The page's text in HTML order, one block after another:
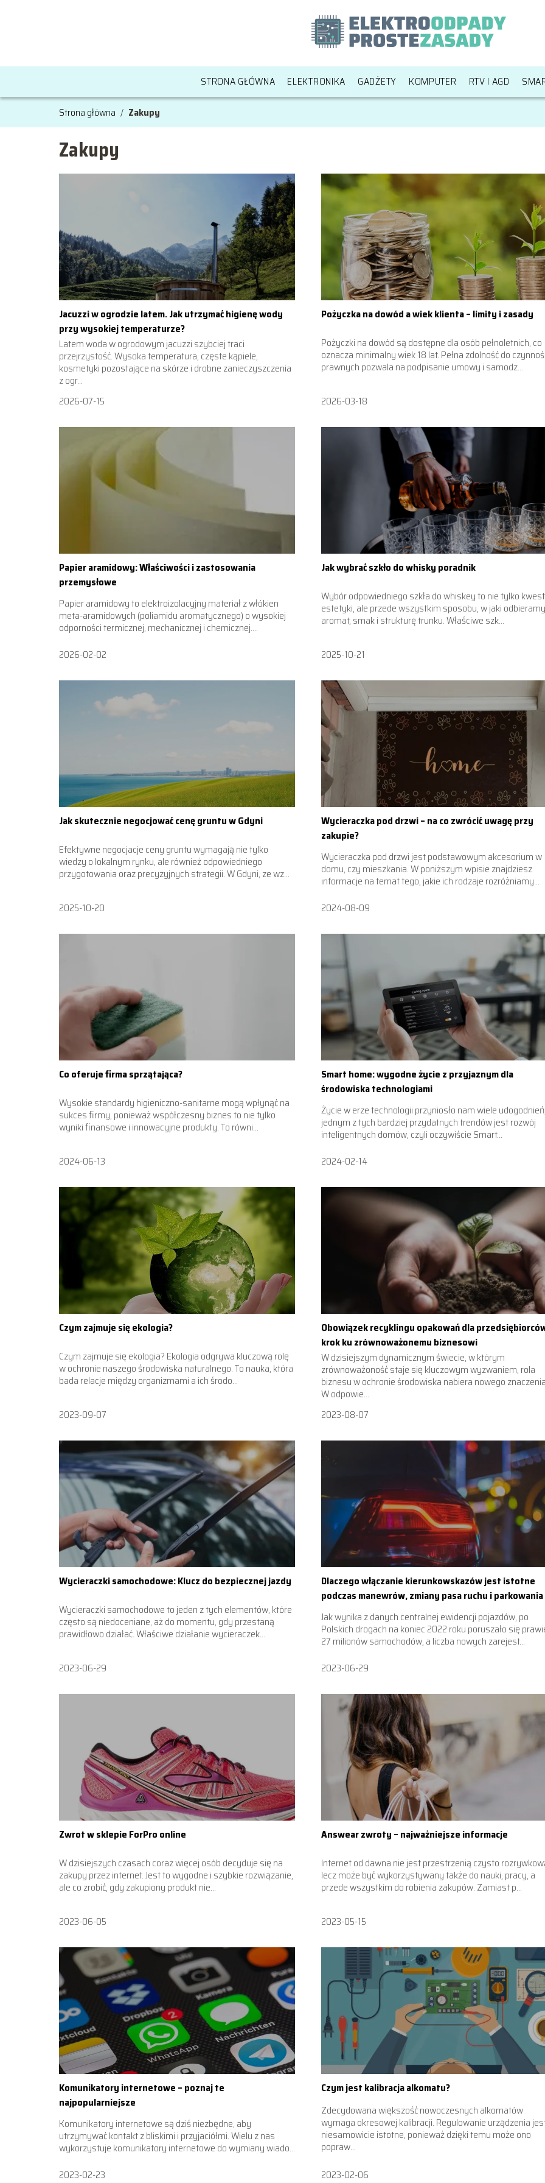
STRONA GŁÓWNA ELEKTRONIKA GADŻETY KOMPUTER RTV I AGD
Strona główna / Zakupy
Zakupy
Jacuzzi w ogrodzie latem. Jak utrzymać higienę wody
przy wysokiej temperaturze?
Latem woda w ogrodowym jacuzzi szybciej traci
przejrzystość. Wysoka temperatura, częste kąpiele,
kosmetyki pozostające na skórze i drobne zanieczyszczenia
z ogr...
2026-07-15
Pożyczka na dowód a wiek klienta – limity i zasady
Pożyczki na dowód są dostępne dla osób pełnoletnich, co
oznacza minimalny wiek 18 lat. Pełna zdolność do
prawnych pozwala na podpisanie umowy i samodz...
2026-03-18
Papier aramidowy: Właściwości i zastosowania
przemysłowe
Papier aramidowy to elektroizolacyjny materiał z włókien
meta-aramidowych (poliamidu aromatycznego) o wysokiej
odporności termicznej, mechanicznej i chemicznej....
2026-02-02
Jak wybrać szkło do whisky poradnik
Wybór odpowiedniego szkła do whiskey to nie tylko
estetyki, ale przede wszystkim sposobu, w jaki
aromat, smak i strukturę trunku. Właściwe szk...
2025-10-21
Jak skutecznie negocjować cenę gruntu w Gdyni
Efektywne negocjacje ceny gruntu wymagają nie tylko
wiedzy o lokalnym rynku, ale również odpowiedniego
przygotowania oraz precyzyjnych strategii. W Gdyni, ze wz...
2025-10-20
Wycieraczka pod drzwi – na co zwrócić uwagę przy
zakupie?
Wycieraczka pod drzwi jest podstawowym akcesorium w
domu, czy mieszkania. W poniższym wpisie znajdziesz
informacje na temat tego, jakie ich rodzaje rozróżniamy...
2024-08-09
Co oferuje firma sprzątająca?
Wysokie standardy higieniczno-sanitarne mogą wpłynąć na
sukces firmy, ponieważ współczesny biznes to nie tylko
wyniki finansowe i innowacyjne produkty. To równi...
2024-06-13
Smart home: wygodne życie z przyjaznym dla
środowiska technologiami
Życie w erze technologii przyniosło nam wiele
jednym z tych bardziej przydatnych trendów jest rozwój
inteligentnych domów, czyli oczywiście Smart...
2024-02-14
Czym zajmuje się ekologia?
Czym zajmuje się ekologia? Ekologia odgrywa kluczową rolę
w ochronie naszego środowiska naturalnego. To nauka, która
bada relacje między organizmami a ich środo...
2023-09-07
Obowiązek recyklingu opakowań dla
krok ku zrównoważonemu biznesowi
W dzisiejszym dynamicznym świecie, w którym
zrównoważoność staje się kluczowym wyzwaniem, rola
biznesu w ochronie środowiska nabiera nowego
W odpowie...
2023-08-07
Wycieraczki samochodowe: Klucz do bezpiecznej jazdy
Wycieraczki samochodowe to jeden z tych elementów, które
często są niedoceniane, aż do momentu, gdy przestaną
prawidłowo działać. Właściwe działanie wycieraczek...
2023-06-29
Dlaczego włączanie kierunkowskazów jest istotne
podczas manewrów, zmiany pasa ruchu i parkowania
Jak wynika z danych centralnej ewidencji pojazdów, po
Polskich drogach na koniec 2022 roku poruszało się
27 milionów samochodów, a liczba nowych zarejest...
2023-06-29
Zwrot w sklepie ForPro online
W dzisiejszych czasach coraz więcej osób decyduje się na
zakupy przez internet. Jest to wygodne i szybkie rozwiązanie,
ale co zrobić, gdy zakupiony produkt nie...
2023-06-05
Answear zwroty – najważniejsze informacje
Internet od dawna nie jest przestrzenią czysto
lecz może być wykorzystywany także do nauki, pracy, a
przede wszystkim do robienia zakupów. Zamiast p...
2023-05-15
Komunikatory internetowe – poznaj te
najpopularniejsze
Komunikatory internetowe są dziś niezbędne, aby
utrzymywać kontakt z bliskimi i przyjaciółmi. Wielu z nas
wykorzystuje komunikatory internetowe do wymiany wiado...
2023-02-23
Czym jest kalibracja alkomatu?
Zdecydowana większość nowoczesnych alkomatów
wymaga okresowej kalibracji. Regulowanie urządzenia
niesamowicie istotne, ponieważ dzięki temu może ono
popraw...
2023-02-06